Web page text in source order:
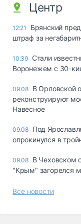
Центр
12:21
Брянский
штраф за
10:39 Стали
Воронежем с 30-
09.08 В Орловской
реконструируют
Навесное
09.08 Под
опрокинулся в
09.08 В Чеховском
"Крым" загорелся
Все новости